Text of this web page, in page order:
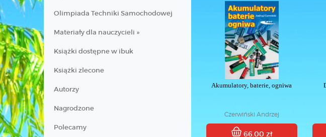
Olimpiada Techniki Samochodowej
Materiały dla nauczycieli »
Książki dostępne w ibuk
Książki zlecone
Autorzy
Nagrodzone
Polecamy
Akumulatory, baterie, ogniwa
Czerwiński Andrzej
66.00 zł